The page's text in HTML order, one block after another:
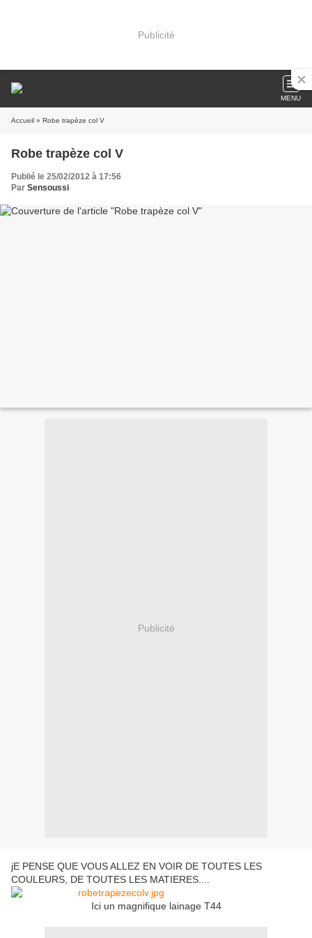
Publicité
MENU
Accueil » Robe trapèze col V
Robe trapèze col V
Publié le 25/02/2012 à 17:56
Par Sensoussi
Publicité
jE PENSE QUE VOUS ALLEZ EN VOIR DE TOUTES LES
COULEURS, DE TOUTES LES MATIERES....
Ici un magnifique lainage T44